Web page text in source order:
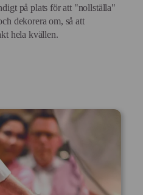
på plats för att "nollställa"
dekorera om, så att
hela kvällen.